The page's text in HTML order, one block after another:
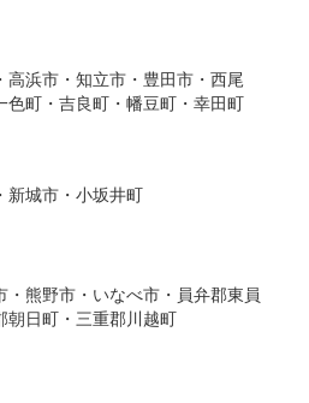
浜市・知立市・豊田市・西尾
町・吉良町・幡豆町・幸田町
新城市・小坂井町
熊野市・いなべ市・員弁郡東員
朝日町・三重郡川越町